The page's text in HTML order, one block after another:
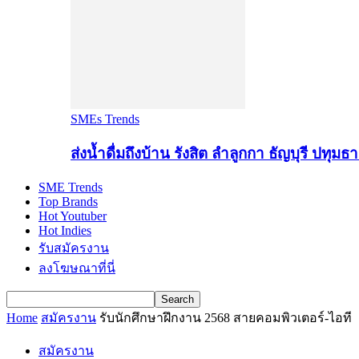
SMEs Trends
ส่งน้ำดื่มถึงบ้าน รังสิต ลำลูกกา ธัญบุรี ปทุมธ
SME Trends
Top Brands
Hot Youtuber
Hot Indies
รับสมัครงาน
ลงโฆษณาที่นี่
Home สมัครงาน รับนักศึกษาฝึกงาน 2568 สายคอมพิวเตอร์-ไอที
สมัครงาน